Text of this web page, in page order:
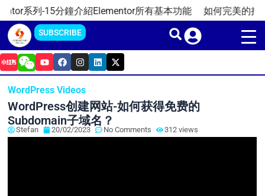
Skip
content
列-15分鐘介紹Elementor所有基本功能 如何完美的把
SUBSCRIBE
Y
o
u
u
e
F
a
c
b
o
k
I
n
s
a
g
r
a
m
L
i
n
d
i
n
X
-
t
t
t
r
WordPress Videos
WordPress创建网站-如何获得免费的
Subdomain子域名？
Stefan 20/02/2023 No Comments 312 views